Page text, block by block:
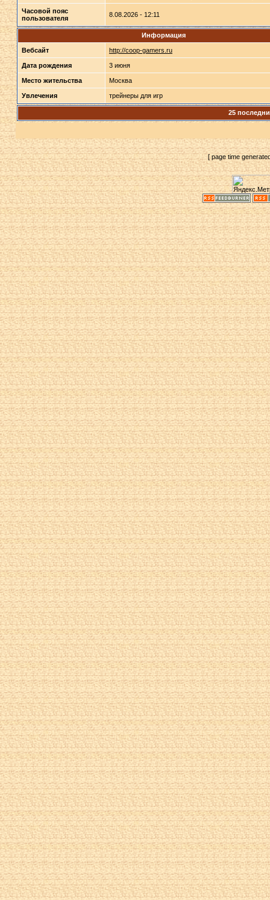
Часовой пояс
пользователя
8.08.2026 - 12:11
Информация
Вебсайт http://coop-gamers.ru
Дата рождения 3 июня
Место жительства Москва
Увлечения трейнеры для игр
25
[ page time